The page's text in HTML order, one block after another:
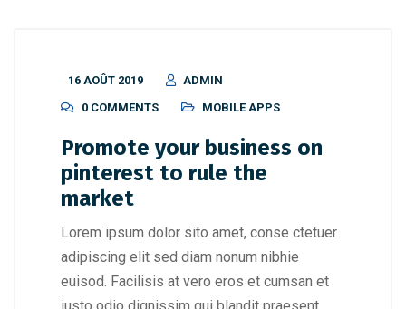
16 AOÛT 2019
ADMIN
0 COMMENTS
MOBILE APPS
Promote your business on
pinterest to rule the
market
Lorem ipsum dolor sito amet, conse ctetuer
adipiscing elit sed diam nonum nibhie
euisod. Facilisis at vero eros et cumsan et